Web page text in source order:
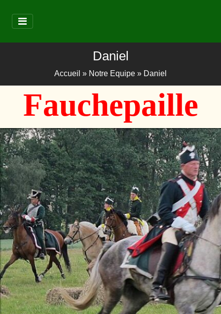
Daniel
Accueil » Notre Equipe » Daniel
Fauchepaille